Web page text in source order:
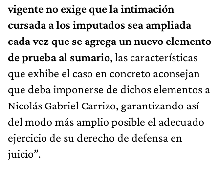
vigente no exige que la intimación
cursada a los imputados sea ampliada
cada vez que se agrega un nuevo elemento
de prueba al sumario, las características
que exhibe el caso en concreto aconsejan
que deba imponerse de dichos elementos a
Nicolás Gabriel Carrizo, garantizando así
del modo más amplio posible el adecuado
ejercicio de su derecho de defensa en
juicio”.